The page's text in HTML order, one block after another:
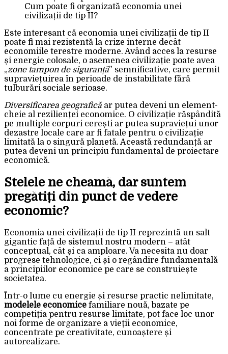
Cum poate fi organizată economia unei
civilizații de tip II?
Este interesant că economia unei civilizații de tip II
poate fi mai rezistentă la crize interne decât
economiile terestre moderne. Având acces la resurse
și energie colosale, o asemenea civilizație poate avea
„zone tampon de siguranță” semnificative, care permit
supraviețuirea în perioade de instabilitate fără
tulburări sociale serioase.
Diversificarea geografică ar putea deveni un element-
cheie al rezilienței economice. O civilizație răspândită
pe multiple corpuri cerești ar putea supraviețui unor
dezastre locale care ar fi fatale pentru o civilizație
limitată la o singură planetă. Această redundanță ar
putea deveni un principiu fundamental de proiectare
economică.
Stelele ne cheamă, dar suntem
pregătiți din punct de vedere
economic?
Economia unei civilizații de tip II reprezintă un salt
gigantic față de sistemul nostru modern – atât
conceptual, cât și ca amploare. Va necesita nu doar
progrese tehnologice, ci și o regândire fundamentală
a principiilor economice pe care se construiește
societatea.
Într-o lume cu energie și resurse practic nelimitate,
modelele economice familiare nouă, bazate pe
competiția pentru resurse limitate, pot face loc unor
noi forme de organizare a vieții economice,
concentrate pe creativitate, cunoaștere și
autorealizare.